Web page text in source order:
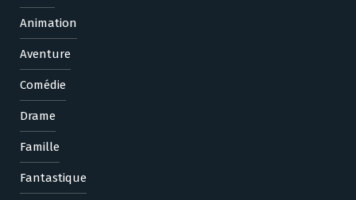
Animation
Aventure
Comédie
Drame
Famille
Fantastique